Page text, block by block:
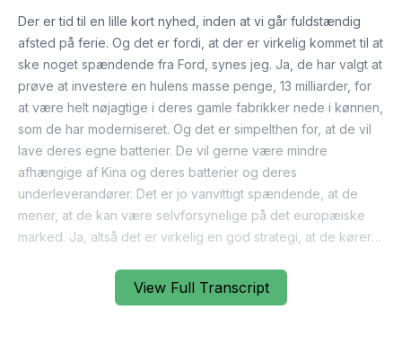
View Full Transcript
Der er tid til en lille kort nyhed, inden at vi går fuldstændig
afsted på ferie. Og det er fordi, at der er virkelig kommet til at
ske noget spændende fra Ford, synes jeg. Ja, de har valgt at
prøve at investere en hulens masse penge, 13 milliarder, for
at være helt nøjagtige i deres gamle fabrikker nede i kønnen,
som de har moderniseret. Og det er simpelthen for, at de vil
lave deres egne batterier. De vil gerne være mindre
afhængige af Kina og deres batterier og deres
underleverandører. Det er jo vanvittigt spændende, at de
mener, at de kan være selvforsynelige på det europæiske
marked. Ja, altså det er virkelig en god strategi, at de kører
bliver man altså løbende over enden af det kinesiske
marked, eller de kinesiske producenter, for de har altså bare